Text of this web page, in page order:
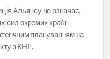
Альянсу не означає,
сил окремих країн-
плануванням на
з КНР.